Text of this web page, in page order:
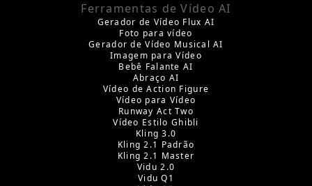
Ferramentas de Vídeo AI
Gerador de Vídeo Flux AI
Foto para vídeo
Gerador de Vídeo Musical AI
Imagem para Vídeo
Bebê Falante AI
Abraço AI
Vídeo de Action Figure
Vídeo para Vídeo
Runway Act Two
Vídeo Estilo Ghibli
Kling 3.0
Kling 2.1 Padrão
Kling 2.1 Master
Vidu 2.0
Vidu Q1